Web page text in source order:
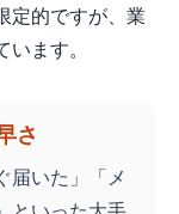
定的ですが、業
ます。
さ
届いた」「メ